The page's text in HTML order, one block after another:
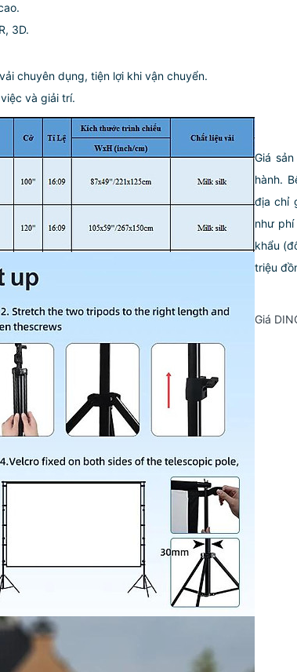
3D.
chuyên dụng, tiện lợi khi vận chuyển.
và giải trí.
Giá
hành.
địa chỉ
như
khẩu
triệu
Giá